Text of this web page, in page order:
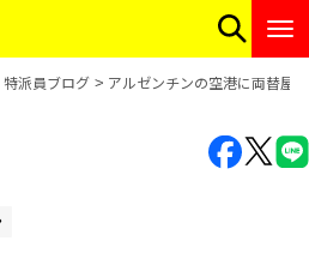
特派員ブログ アルゼンチンの空港に両替屋